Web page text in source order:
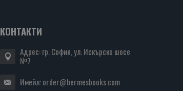
КОНТАКТИ
Адрес: гр. София, ул. Искърско шосе
№7
Имейл:order@hermesbooks.com